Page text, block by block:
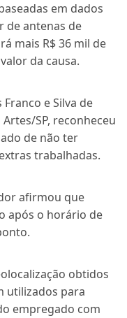
em dados
de antenas de
mais R$ 36 mil de
da causa.
e Silva de
SP, reconheceu
de não ter
trabalhadas.
afirmou que
após o horário de
obtidos
utilizados para
empregado com